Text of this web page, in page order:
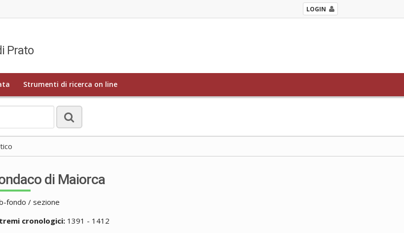
LOGIN
Prato
Strumenti di ricerca on line
di Maiorca
fondo / sezione
cronologici: 1391 - 1412